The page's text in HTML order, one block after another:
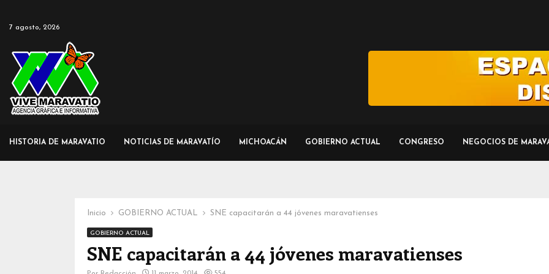
7 agosto, 2026
HISTORIA DE MARAVATIO NOTICIAS DE MARAVATÍO MICHOACÁN GOBIERNO ACTUAL CONGRESO NEGOCIOS DE
Inicio GOBIERNO ACTUAL SNE capacitarán a 44 jóvenes maravatienses
GOBIERNO ACTUAL
SNE capacitarán a 44 jóvenes maravatienses